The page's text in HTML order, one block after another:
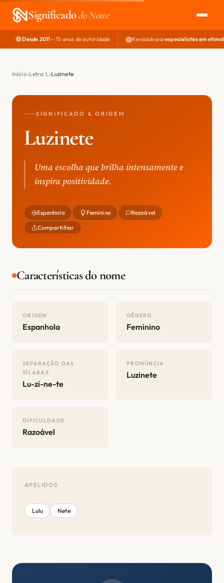
Significadodo Nome
EXPLORAR
NOME PERFEITO
Desde 2011— 15 anos de autoridade Revisado porespecialistas em
Início Letra L Luzinete
SIGNIFICADO & ORIGEM
Luzinete
Uma escolha que brilha intensamente e
inspira positividade.
Espanhola Feminino Razoável
Compartilhar
Características do nome
ORIGEM
Espanhola
GÊNERO
Feminino
SEPARAÇÃO DAS
SÍLABAS
Lu-zi-ne-te
PRONÚNCIA
Luzinete
DIFICULDADE
Razoável
APELIDOS
Lulu Nete